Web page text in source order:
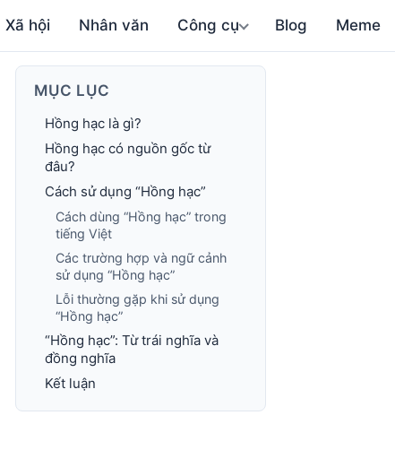
Xã hội Nhân văn Công cụ Blog Meme
MỤC LỤC
Hồng hạc là gì?
Hồng hạc có nguồn gốc từ
đâu?
Cách sử dụng “Hồng hạc”
Cách dùng “Hồng hạc” trong
tiếng Việt
Các trường hợp và ngữ cảnh
sử dụng “Hồng hạc”
Lỗi thường gặp khi sử dụng
“Hồng hạc”
“Hồng hạc”: Từ trái nghĩa và
đồng nghĩa
Kết luận